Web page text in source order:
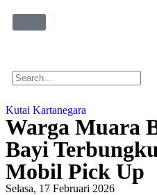
Kutai Kartanegara
Warga Muara
Bayi
Mobil Pick Up
Selasa, 17 Februari 2026